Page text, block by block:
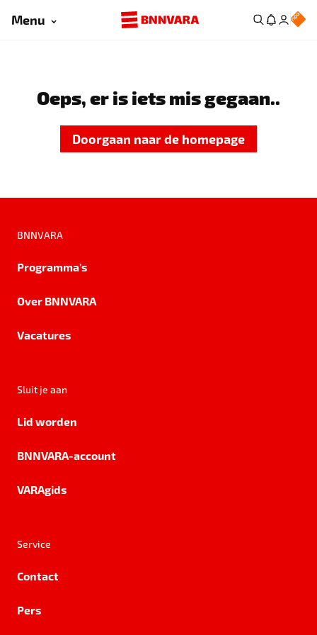
Menu
Oeps, er is iets mis gegaan..
Doorgaan naar de homepage
BNNVARA
Programma's
Over BNNVARA
Vacatures
Sluit je aan
Lid worden
BNNVARA-account
VARAgids
Service
Contact
Pers